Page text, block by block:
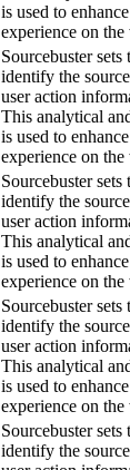
is used to
experience on the
Sourcebuster
identify the
user action
This analytical
is used to
experience on the
Sourcebuster
identify the
user action
This analytical
is used to
experience on the
Sourcebuster
identify the
user action
This analytical
is used to
experience on the
Sourcebuster
identify the